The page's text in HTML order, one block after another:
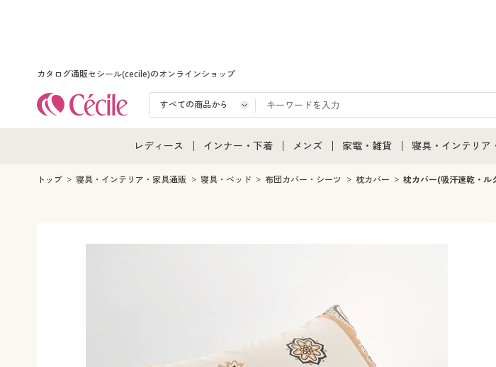
カタログ通販セシール(cecile)のオンラインショップ
レディース
レディース通販すべて
女性下着
インナー・下着
インナー・下着通販すべて
メンズ
メンズ通販すべて
家電・雑貨
家電・雑貨すべて
寝具・インテリア
寝具・インテリア
カーテン・ラグ
トップ 寝具・インテリア・家具通販 寝具・ベッド 布団カバー・シーツ 枕カバー 枕カバー(吸汗速乾・ル